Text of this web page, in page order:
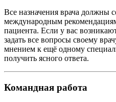
Все назначения врача должны
международным
пациента. Если у вас
задать все вопросы своему
мнением к ещё одному
получить ясного ответа.
Командная работа